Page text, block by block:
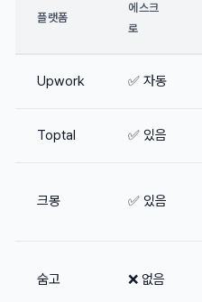
플랫폼
에스크
로
Upwork ✅ 자동
Toptal ✅ 있음
크몽 ✅ 있음
숨고 ❌ 없음